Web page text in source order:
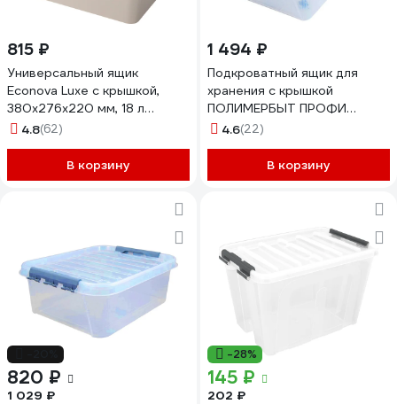
815 ₽
Универсальный ящик
Econova Luxe с крышкой,
380х276х220 мм, 18 л
светло-бежевый 433205834
4.8(62)
В корзину
1 494 ₽
Подкроватный ящик для
хранения с крышкой
ПОЛИМЕРБЫТ ПРОФИ
Комфорт 35 л, на колесах,
437970000
4.6(22)
В корзину
820 ₽
1 029 ₽
-28%
145 ₽
202 ₽